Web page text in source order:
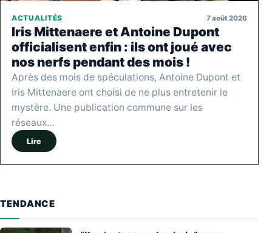
ACTUALITÉS 7 août 2026
Iris Mittenaere et Antoine Dupont
officialisent enfin : ils ont joué avec
nos nerfs pendant des mois !
Après des mois de spéculations, Antoine Dupont et
Iris Mittenaere ont choisi de ne plus entretenir le
mystère. Une publication commune sur les
réseaux…
Lire
TENDANCE